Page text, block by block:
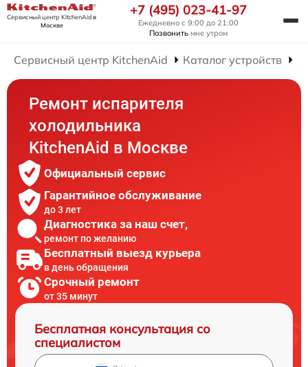
Сервисный центр KitchenAidв
Москве
+7 (495) 023-41-97
Ежедневно с 9:00 до 21:00
Позвонить мне утром
Сервисный центр KitchenAid Каталог устройств
Ремонт испарителя
холодильника
KitchenAid в Москве
Официальный сервис
Гарантийное обслуживание
до 3 лет
Диагностика за наш счет,
ремонт по желанию
Бесплатный выезд курьера
в день обращения
Срочный ремонт
от 35 минут
Бесплатная консультация со
специалистом